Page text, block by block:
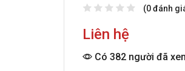
(0 đánh
Liên hệ
Có 382 người đã